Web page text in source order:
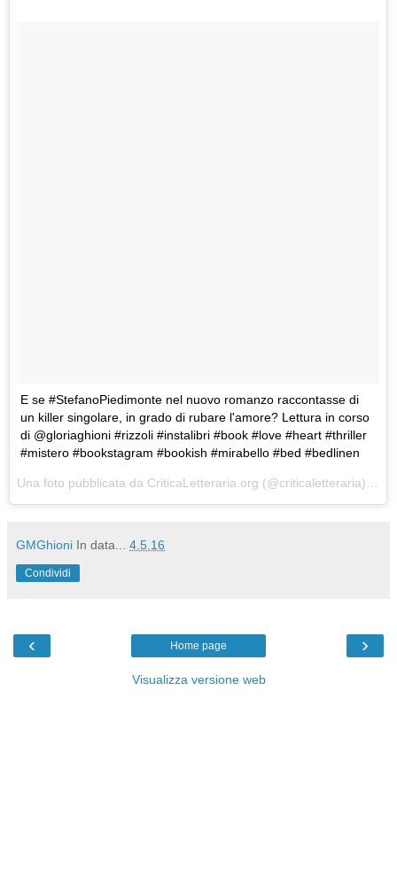
E se #StefanoPiedimonte nel nuovo romanzo raccontasse di
un killer singolare, in grado di rubare l'amore? Lettura in corso
di @gloriaghioni #rizzoli #instalibri #book #love #heart #thriller
#mistero #bookstagram #bookish #mirabello #bed #bedlinen
Una foto pubblicata da CriticaLetteraria.org (@criticaletteraria) in data:
GMGhioni In data... 4.5.16
Condividi
‹ ›
Home page
Visualizza versione web